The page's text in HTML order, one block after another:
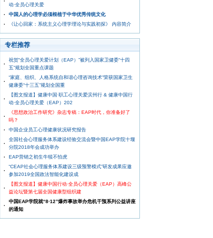
动·全员心理关爱
中国人的心理学必须根植于中华优秀传统文化
《让心回家：系统主义心理学理论与实践初探》 内容简介
专栏推荐
祝贺“全员心理关爱计划（EAP）”被列入国家卫健委“十四
五”规划全国重点课题
“家庭、组织、人格系统自和谐心理咨询技术”荣获国家卫生
健康委“十三五”规划全国重
【图文报道】健康中国·职工心理关爱滨州行 & 健康中国行
动·全员心理关爱（EAP）202
《思想政治工作研究》杂志专稿：EAP时代，你准备好了
吗？
中国企业员工心理健康状况研究报告
全国社会心理服务体系建设经验交流会暨中国EAP学院十堰
分院2018年会成功举办
EAP营销之初生牛犊不怕虎
“CEAP社会心理服务体系建设三级预警模式”研发成果应邀
参加2019全国政法智能化建设成
【图文报道】健康中国行动·全员心理关爱（EAP）高峰公
益论坛暨第七届全国健康型组织建
中国EAP学院就“8·12”爆炸事故举办危机干预系列公益讲座
的通知